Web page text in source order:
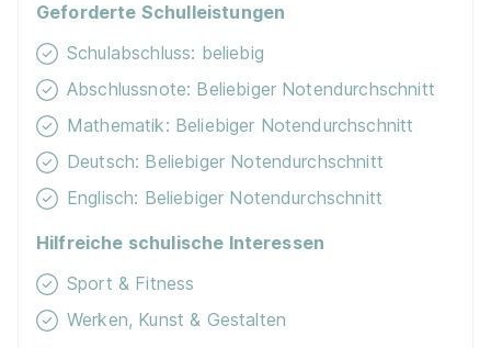
Geforderte Schulleistungen
Schulabschluss: beliebig
Abschlussnote: Beliebiger Notendurchschnitt
Mathematik: Beliebiger Notendurchschnitt
Deutsch: Beliebiger Notendurchschnitt
Englisch: Beliebiger Notendurchschnitt
Hilfreiche schulische Interessen
Sport & Fitness
Werken, Kunst & Gestalten